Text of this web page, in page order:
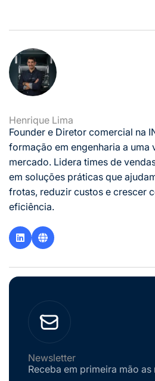
Henrique Lima
Founder e Diretor comercial na
formação em engenharia a uma
mercado. Lidera times de
em soluções práticas que
frotas, reduzir custos e crescer
eficiência.
Newsletter
Receba em primeira mão